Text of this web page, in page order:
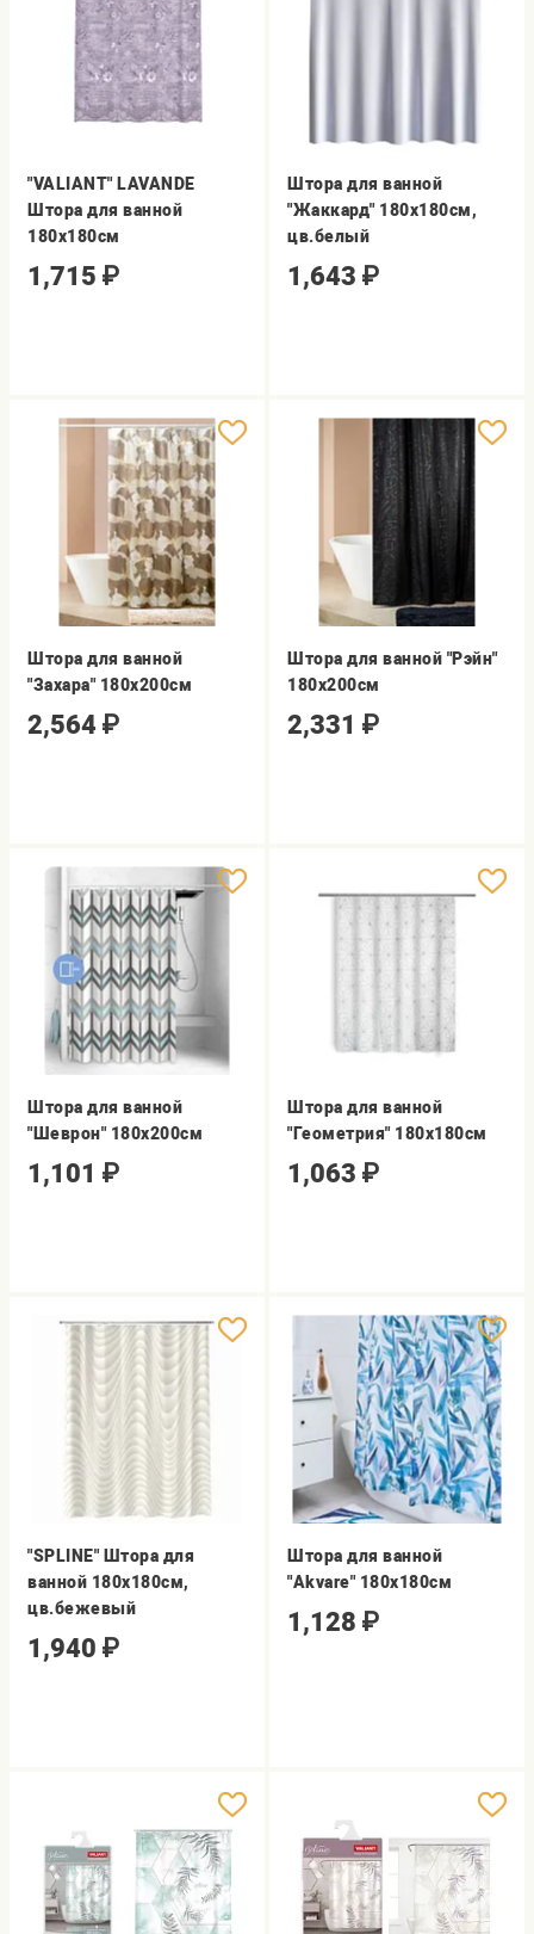
"VALIANT" LAVANDE
Штора для ванной
180х180см
1,715 ₽
Штора для ванной
"Жаккард" 180х180см,
цв.белый
1,643 ₽
Штора для ванной
"Захара" 180х200см
2,564 ₽
Штора для ванной "Рэйн"
180х200см
2,331 ₽
Штора для ванной
"Шеврон" 180х200см
1,101 ₽
Штора для ванной
"Геометрия" 180х180см
1,063 ₽
"SPLINE" Штора для
ванной 180х180см,
цв.бежевый
1,940 ₽
Штора для ванной
"Akvare" 180х180см
1,128 ₽